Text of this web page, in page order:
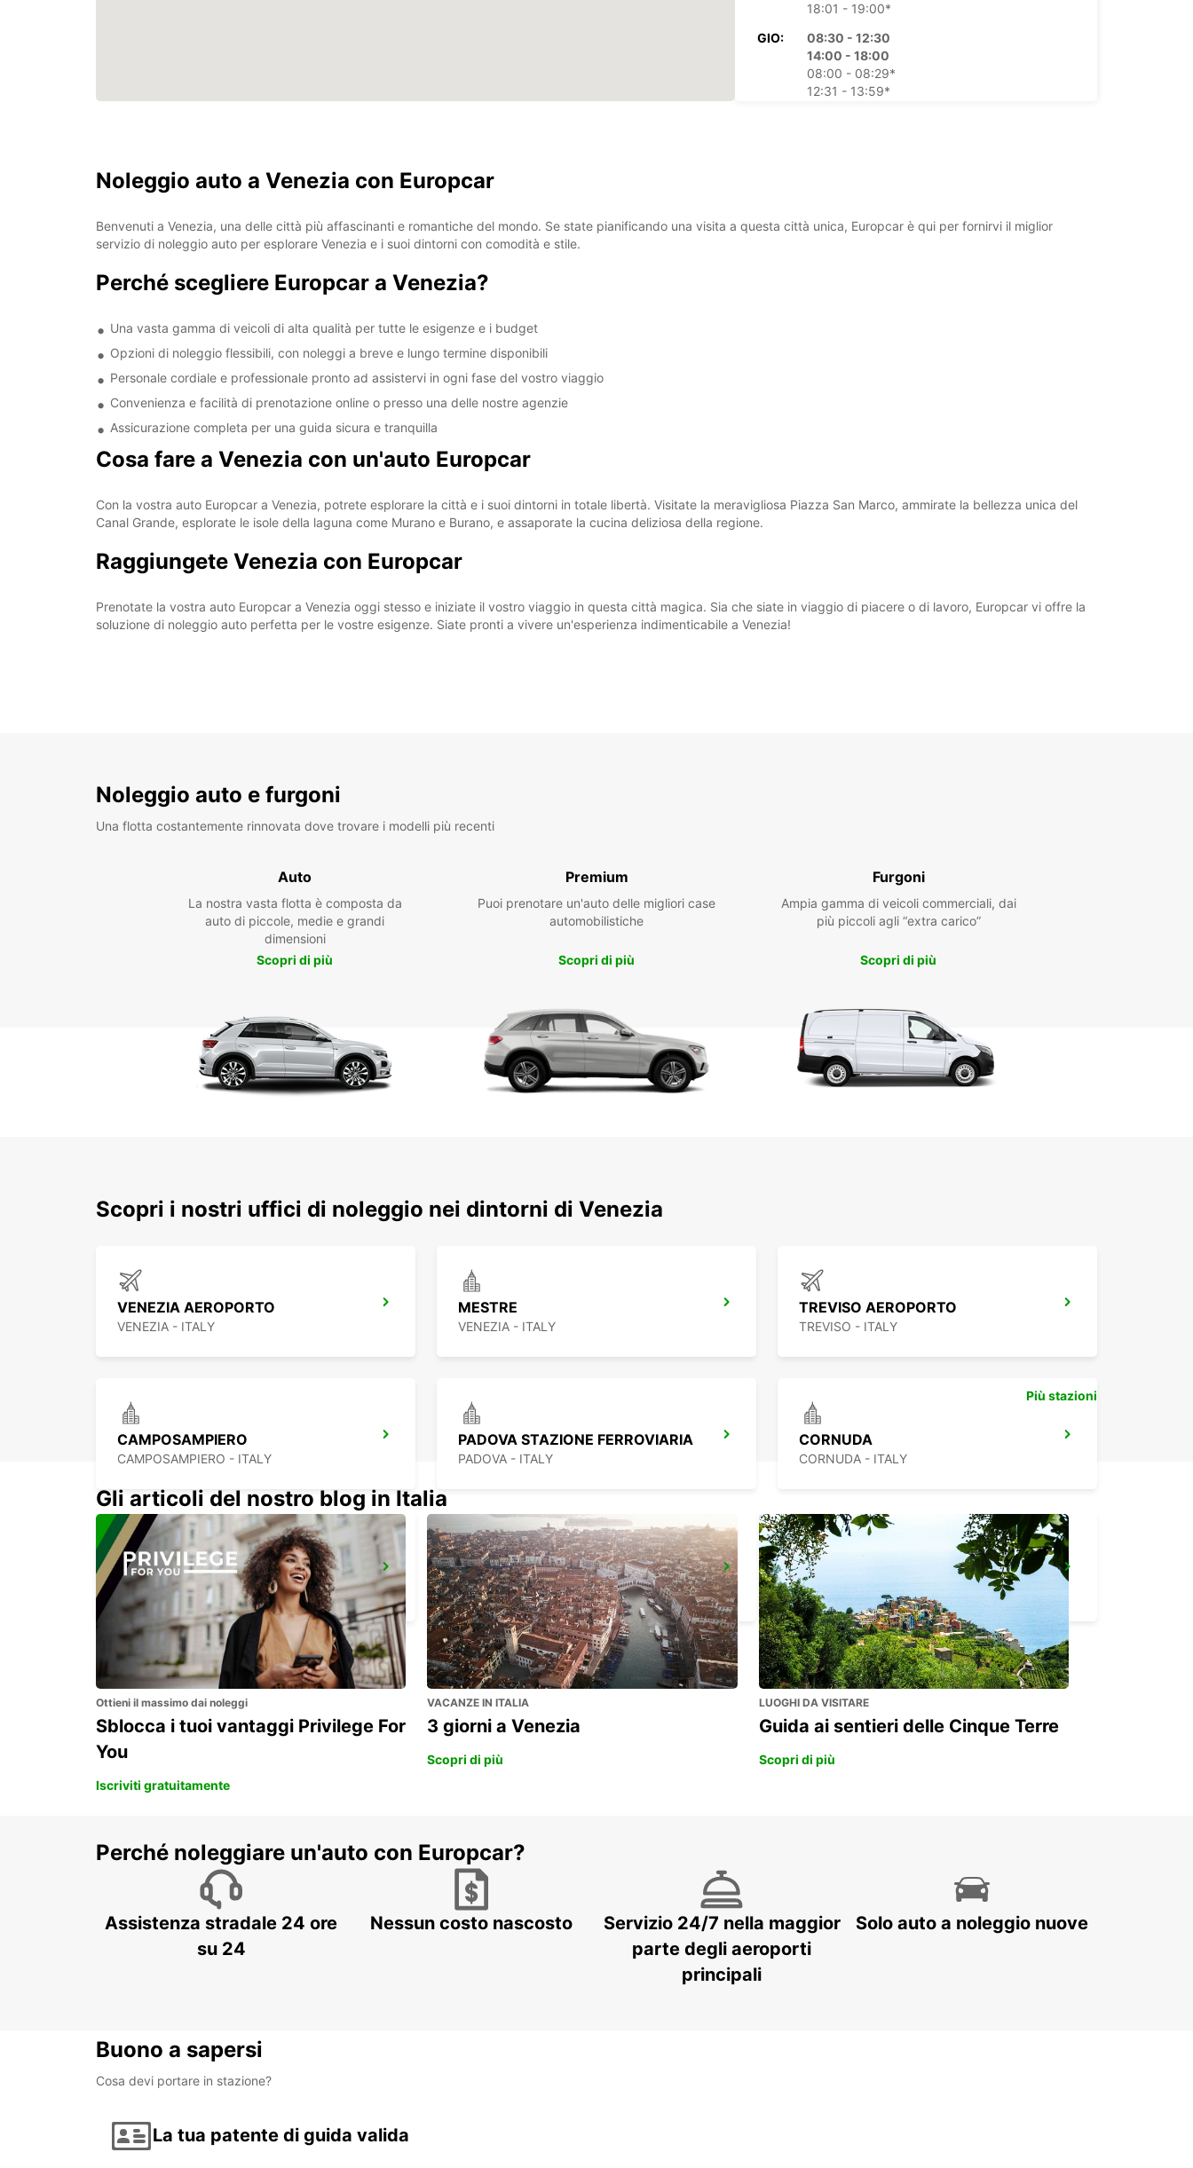
18:01 - 19:00*
GIO:
08:30 - 12:30
14:00 - 18:00
08:00 - 08:29*
12:31 - 13:59*
08:30 - 12:30
Noleggio auto a Venezia con Europcar
Benvenuti a Venezia, una delle città più affascinanti e romantiche del mondo. Se state pianificando una visita a questa città unica, Europcar è qui per fornirvi il miglior
servizio di noleggio auto per esplorare Venezia e i suoi dintorni con comodità e stile.
Perché scegliere Europcar a Venezia?
Una vasta gamma di veicoli di alta qualità per tutte le esigenze e i budget
Opzioni di noleggio flessibili, con noleggi a breve e lungo termine disponibili
Personale cordiale e professionale pronto ad assistervi in ogni fase del vostro viaggio
Convenienza e facilità di prenotazione online o presso una delle nostre agenzie
Assicurazione completa per una guida sicura e tranquilla
Cosa fare a Venezia con un'auto Europcar
Con la vostra auto Europcar a Venezia, potrete esplorare la città e i suoi dintorni in totale libertà. Visitate la meravigliosa Piazza San Marco, ammirate la bellezza unica del
Canal Grande, esplorate le isole della laguna come Murano e Burano, e assaporate la cucina deliziosa della regione.
Raggiungete Venezia con Europcar
Prenotate la vostra auto Europcar a Venezia oggi stesso e iniziate il vostro viaggio in questa città magica. Sia che siate in viaggio di piacere o di lavoro, Europcar vi offre la
soluzione di noleggio auto perfetta per le vostre esigenze. Siate pronti a vivere un'esperienza indimenticabile a Venezia!
Noleggio auto e furgoni
Una flotta costantemente rinnovata dove trovare i modelli più recenti
Auto
La nostra vasta flotta è composta da
auto di piccole, medie e grandi
dimensioni
Scopri di più
Premium
Puoi prenotare un'auto delle migliori case
automobilistiche
Scopri di più
Furgoni
Ampia gamma di veicoli commerciali, dai
più piccoli agli “extra carico”
Scopri di più
Scopri i nostri uffici di noleggio nei dintorni di Venezia
VENEZIA AEROPORTO
VENEZIA - ITALY
MESTRE
VENEZIA - ITALY
TREVISO AEROPORTO
TREVISO - ITALY
CAMPOSAMPIERO
CAMPOSAMPIERO - ITALY
PADOVA STAZIONE FERROVIARIA
PADOVA - ITALY
CORNUDA
CORNUDA - ITALY
VICENZA - MILITARY BASE
VICENZA - ITALY
ROVIGO
ROVIGO - ITALY
VICENZA
VICENZA - ITALY
Più stazioni
Gli articoli del nostro blog in Italia
Ottieni il massimo dai noleggi
Sblocca i tuoi vantaggi Privilege For
You
Iscriviti gratuitamente
VACANZE IN ITALIA
3 giorni a Venezia
Scopri di più
LUOGHI DA VISITARE
Guida ai sentieri delle Cinque Terre
Scopri di più
Perché noleggiare un'auto con Europcar?
Assistenza stradale 24 ore
su 24
Nessun costo nascosto
Servizio 24/7 nella maggior
parte degli aeroporti
principali
Solo auto a noleggio nuove
Buono a sapersi
Cosa devi portare in stazione?
La tua patente di guida valida